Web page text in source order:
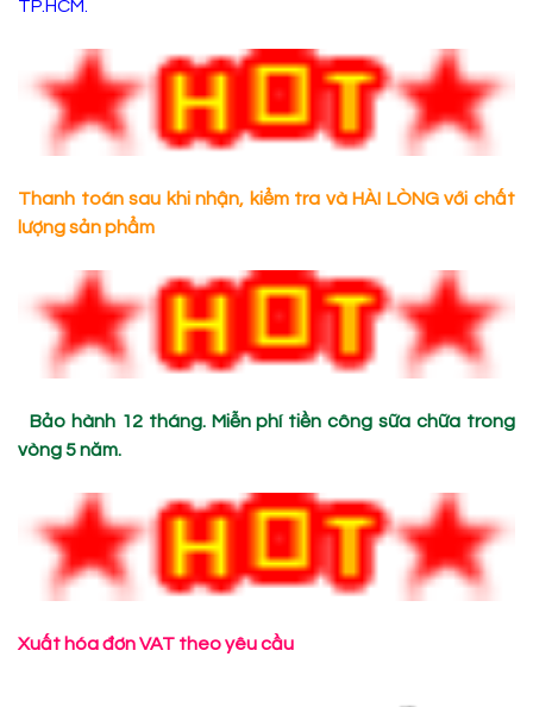
TP.HCM.
Thanh toán sau khi nhận, kiểm tra và HÀI LÒNG với chất
lượng sản phẩm
Bảo hành 12 tháng. Miễn phí tiền công sữa chữa trong
vòng 5 năm.
Xuất hóa đơn VAT theo yêu cầu